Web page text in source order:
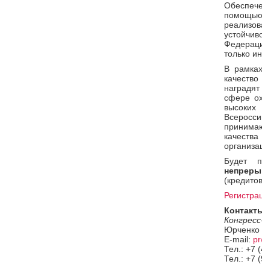
помощью
только
В
сфере
Будет
Юрченко
E-mail:
Тел.: +7
Тел.: +7